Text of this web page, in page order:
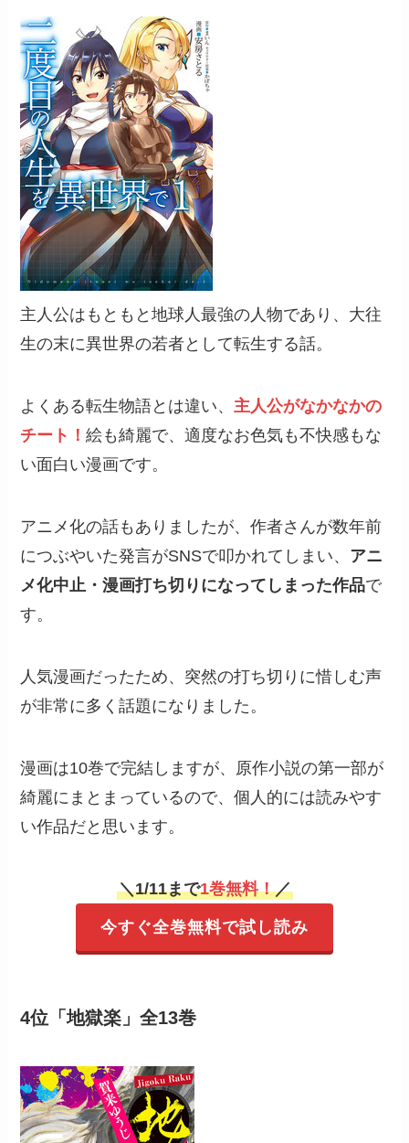
主人公はもともと地球人最強の人物であり、大往
生の末に異世界の若者として転生する話。
よくある転生物語とは違い、主人公がなかなかの
チート！絵も綺麗で、適度なお色気も不快感もな
い面白い漫画です。
アニメ化の話もありましたが、作者さんが数年前
につぶやいた発言がSNSで叩かれてしまい、 アニ
メ化中止・漫画打ち切りになってしまった作品で
す。
人気漫画だったため、突然の打ち切りに惜しむ声
が非常に多く話題になりました。
漫画は10巻で完結しますが、原作小説の第一部が
綺麗にまとまっているので、個人的には読みやす
い作品だと思います。
＼1/11まで1巻無料！／
今すぐ全巻無料で試し読み
4位「地獄楽」全13巻